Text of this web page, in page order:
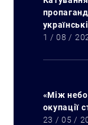
1 / 08 /
«Між
окупації
23 / 05 /